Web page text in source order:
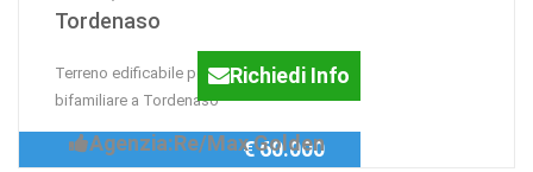
Tordenaso
Terreno edificabile per villa mono/
bifamiliare a Tordenaso
Richiedi Info
Agenzia:Re/Max Golden
€ 60.000